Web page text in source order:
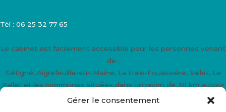
Gérer le consentement
Tél : 06 25 32 77 65
Le cabinet est facilement accessible pour les personnes venant
de :
Gétigné, Aigrefeuille-sur-Maine, La Haie-Fouassière, Vallet, Le
Pallet et les communes situées dans un rayon de 30 km autour
de Clisson.